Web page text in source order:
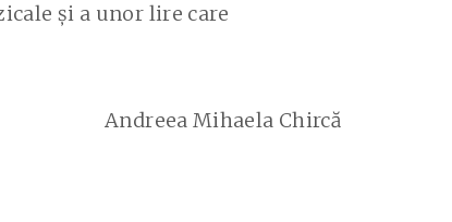
și a unor lire care
Andreea Mihaela Chircă